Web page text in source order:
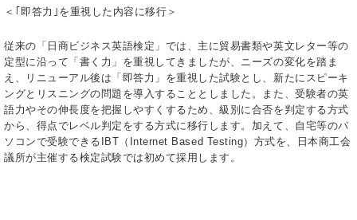
＜｢即答力｣を重視した内容に移行＞
従来の「日商ビジネス英語検定」では、主に貿易書類や英文レター等の
定型に沿って「書く力」を重視してきましたが、ニーズの変化を踏ま
え、リニューアル後は「即答力」を重視した試験とし、新たにスピーキ
ングとリスニングの問題を導入することとしました。また、受験者の英
語力やその伸長度を把握しやすくするため、級別に合否を判定する方式
から、得点でレベル判定をする方式に移行します。加えて、自宅等のパ
ソコンで受験できるIBT（Internet Based Testing）方式を、日本商工会
議所が主催する検定試験では初めて採用します。